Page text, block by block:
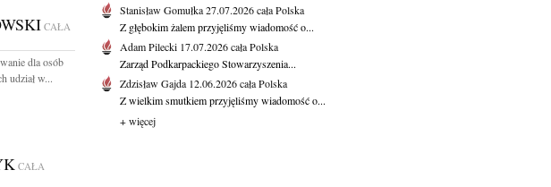
CAŁA
dla osób
udział w...
CAŁA
Stanisław Gomułka27.07.2026cała Polska
Z głębokim żalem przyjęliśmy wiadomość o...
Adam Pilecki 17.07.2026cała Polska
Zarząd Podkarpackiego Stowarzyszenia...
Zdzisław Gajda 12.06.2026cała Polska
Z wielkim smutkiem przyjęliśmy wiadomość o...
+ więcej